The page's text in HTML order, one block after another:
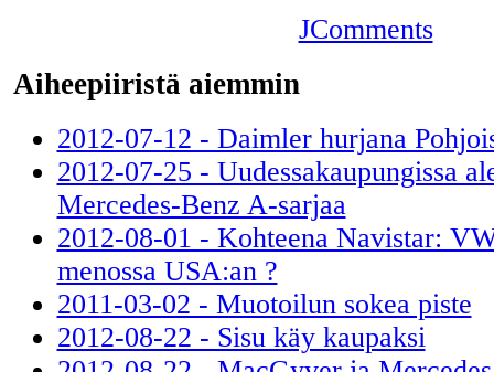
JComments
Aiheepiiristä aiemmin
2012-07-12 - Daimler hurjana
2012-07-25 - Uudessakaupungissa
Mercedes-Benz A-sarjaa
2012-08-01 - Kohteena Navistar:
menossa USA:an ?
2011-03-02 - Muotoilun sokea piste
2012-08-22 - Sisu käy kaupaksi